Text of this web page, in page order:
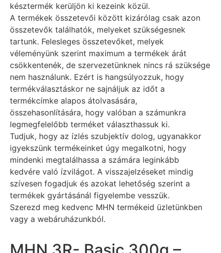
késztermék kerüljön ki kezeink közül.
A termékek összetevői között kizárólag csak azon
összetevők találhatók, melyeket szükségesnek
tartunk. Felesleges összetevőket, melyek
véleményünk szerint maximum a termékek árát
csökkentenék, de szervezetünknek nincs rá szüksége
nem használunk. Ezért is hangsúlyozzuk, hogy
termékválasztáskor ne sajnáljuk az időt a
termékcímke alapos átolvasására,
összehasonlítására, hogy valóban a számunkra
legmegfelelőbb terméket választhassuk ki.
Tudjuk, hogy az ízlés szubjektív dolog, ugyanakkor
igyekszünk termékeinket úgy megalkotni, hogy
mindenki megtalálhassa a számára leginkább
kedvére való ízvilágot. A visszajelzéseket mindig
szívesen fogadjuk és azokat lehetőség szerint a
termékek gyártásánál figyelembe vesszük.
Szerezd meg kedvenc MHN termékeid üzletünkben
vagy a webáruházunkból.